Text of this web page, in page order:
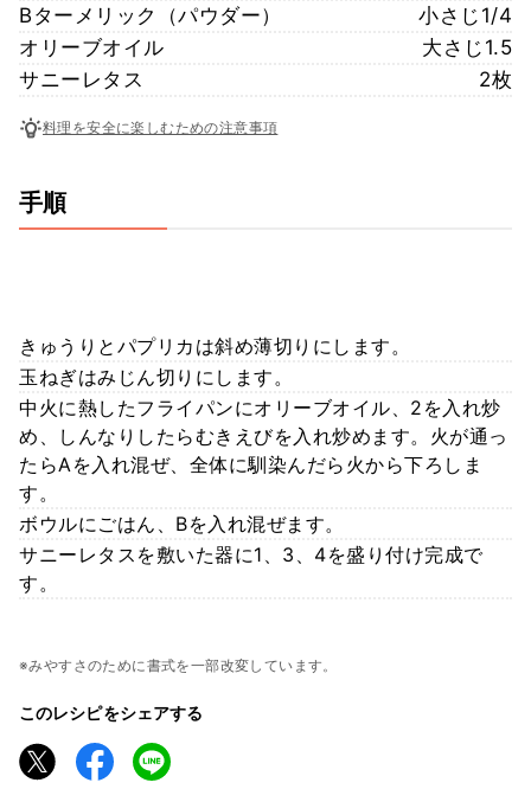
Bターメリック（パウダー）
小さじ1/4
オリーブオイル
大さじ1.5
サニーレタス
2枚
料理を安全に楽しむための注意事項
手順
きゅうりとパプリカは斜め薄切りにします。
玉ねぎはみじん切りにします。
中火に熱したフライパンにオリーブオイル、2を入れ炒
め、しんなりしたらむきえびを入れ炒めます。火が通っ
たらAを入れ混ぜ、全体に馴染んだら火から下ろしま
す。
ボウルにごはん、Bを入れ混ぜます。
サニーレタスを敷いた器に1、3、4を盛り付け完成で
す。
※みやすさのために書式を一部改変しています。
このレシピをシェアする